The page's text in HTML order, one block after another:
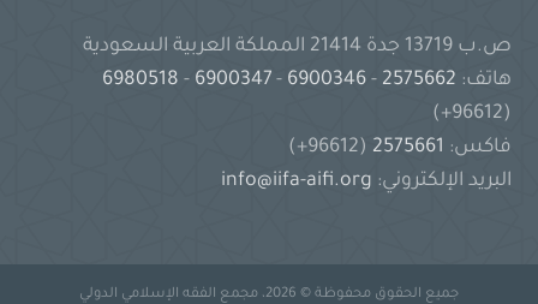
ص.ب 13719 جدة 21414 المملكة العربية السعودية
هاتف:
-
6900346
-
6900347
-
(96612+)
فاكس:
(96612+)
البريد الإلكتروني: info@iifa-aifi.org
جميع الحقوق محفوظة © 2026، مجمع الفقه الإسلامي الدولي